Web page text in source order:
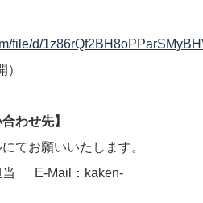
file/d/
）
わせ先】
てお願いいたします。
当 E-Mail：kaken-